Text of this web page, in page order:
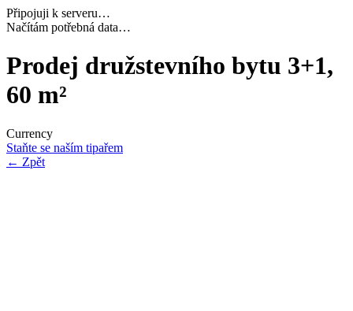
Připojuji k serveru…
Dokončuji inicializaci…
Prodej družstevního bytu 3+1,
60 m²
Currency
Staňte se naším tipařem
← Zpět